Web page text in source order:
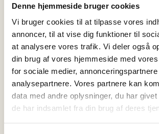
Denne hjemmeside bruger cookies
Vi bruger cookies til at tilpasse vores
annoncer, til at vise dig funktioner til
at analysere vores trafik. Vi deler også
din brug af vores hjemmeside med
for sociale medier, annonceringspartnere
analysepartnere. Vores partnere kan
data med andre oplysninger, du har
de har indsamlet fra din brug af deres
08 august, 2026 Nyheder
Sjælden brugde fundet
Ålbæk – skal undersøges
Nordsøen Oceanarium
Lørdag den 8. august blev den brugde, som
været observeret ved Ålbæk i Nordjylland,